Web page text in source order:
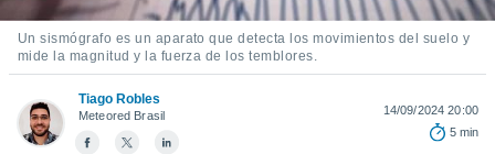
nuestros
nos
como
perfil
Un sismógrafo es un aparato que detecta los movimientos del suelo y
mide la magnitud y la fuerza de los temblores.
Tiago Robles
Meteored Brasil
14/09/2024 20:00
5 min